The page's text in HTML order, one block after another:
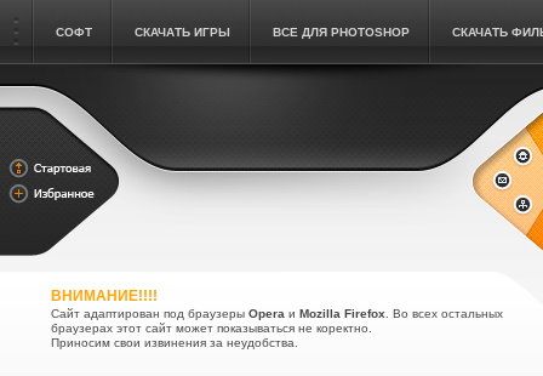
СОФТ СКАЧАТЬ ИГРЫ ВСЕ ДЛЯ PHOTOSHOP СКАЧАТЬ
ВНИМАНИЕ!!!!
Сайт адаптирован под браузеры Opera и Mozilla Firefox. Во всех остальных
браузерах этот сайт может показываться не коректно.
Приносим свои извинения за неудобства.